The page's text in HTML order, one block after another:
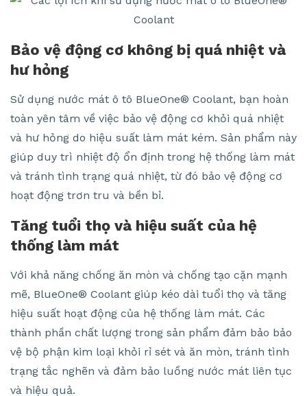
Bảo vệ động cơ không bị quá nhiệt và
hư hỏng
Sử dụng nước mát ô tô BlueOne® Coolant, bạn hoàn
toàn yên tâm về việc bảo vệ động cơ khỏi quá nhiệt
và hư hỏng do hiệu suất làm mát kém. Sản phẩm này
giúp duy trì nhiệt độ ổn định trong hệ thống làm mát
và tránh tình trạng quá nhiệt, từ đó bảo vệ động cơ
hoạt động trơn tru và bền bỉ.
Tăng tuổi thọ và hiệu suất của hệ
thống làm mát
Với khả năng chống ăn mòn và chống tạo cặn mạnh
mẽ, BlueOne® Coolant giúp kéo dài tuổi thọ và tăng
hiệu suất hoạt động của hệ thống làm mát. Các
thành phần chất lượng trong sản phẩm đảm bảo bảo
vệ bộ phận kim loại khỏi rỉ sét và ăn mòn, tránh tình
trạng tắc nghẽn và đảm bảo luồng nước mát liên tục
và hiệu quả.